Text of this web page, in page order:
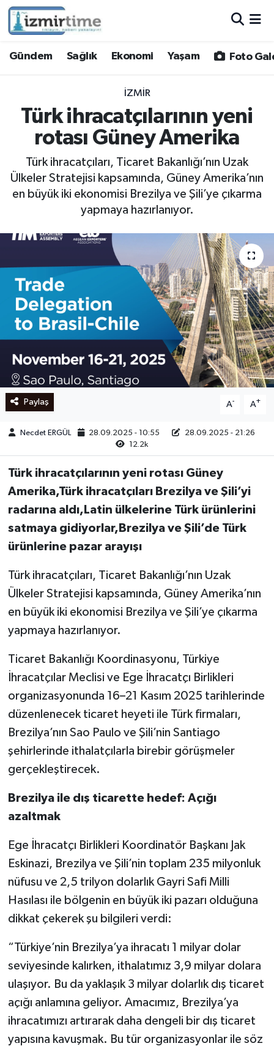
Gündem Sağlık Ekonomi Yaşam Foto
İZMIR
Türk ihracatçılarının yeni
rotası Güney Amerika
Türk ihracatçıları, Ticaret Bakanlığı’nın Uzak
Ülkeler Stratejisi kapsamında, Güney Amerika’nın
en büyük iki ekonomisi Brezilya ve Şili’ye çıkarma
yapmaya hazırlanıyor.
Paylaş A- A+
Necdet ERGÜL 28.09.2025 - 10:55
28.09.2025 - 21:26
12.2k
Türk ihracatçılarının yeni rotası Güney
Amerika,Türk ihracatçıları Brezilya ve Şili’yi
radarına aldı,Latin ülkelerine Türk ürünlerini
satmaya gidiyorlar,Brezilya ve Şili’de Türk
ürünlerine pazar arayışı
Türk ihracatçıları, Ticaret Bakanlığı’nın Uzak
Ülkeler Stratejisi kapsamında, Güney Amerika’nın
en büyük iki ekonomisi Brezilya ve Şili’ye çıkarma
yapmaya hazırlanıyor.
Ticaret Bakanlığı Koordinasyonu, Türkiye
İhracatçılar Meclisi ve Ege İhracatçı Birlikleri
organizasyonunda 16–21 Kasım 2025 tarihlerinde
düzenlenecek ticaret heyeti ile Türk firmaları,
Brezilya’nın Sao Paulo ve Şili’nin Santiago
şehirlerinde ithalatçılarla birebir görüşmeler
gerçekleştirecek.
Brezilya ile dış ticarette hedef: Açığı
azaltmak
Ege İhracatçı Birlikleri Koordinatör Başkanı Jak
Eskinazi, Brezilya ve Şili’nin toplam 235 milyonluk
nüfusu ve 2,5 trilyon dolarlık Gayri Safi Milli
Hasılası ile bölgenin en büyük iki pazarı olduğuna
dikkat çekerek şu bilgileri verdi:
“Türkiye’nin Brezilya’ya ihracatı 1 milyar dolar
seviyesinde kalırken, ithalatımız 3,9 milyar dolara
ulaşıyor. Bu da yaklaşık 3 milyar dolarlık dış ticaret
açığı anlamına geliyor. Amacımız, Brezilya’ya
ihracatımızı artırarak daha dengeli bir dış ticaret
yapısına kavuşmak. Bu tür organizasyonlar ile söz
Sağlık
Ekonomi
Yaşam
Foto Galeri
Video
Yazarlar
Siyaset
Ege
İzmir
İletişim
Künye
Hava Durumu
İzmir Namaz Vakitleri
Trafik Durumu
Süper Lig Puan Durumu ve Fikstür
Tüm Manşetler
Son Dakika Haberleri
Haber Arşivi